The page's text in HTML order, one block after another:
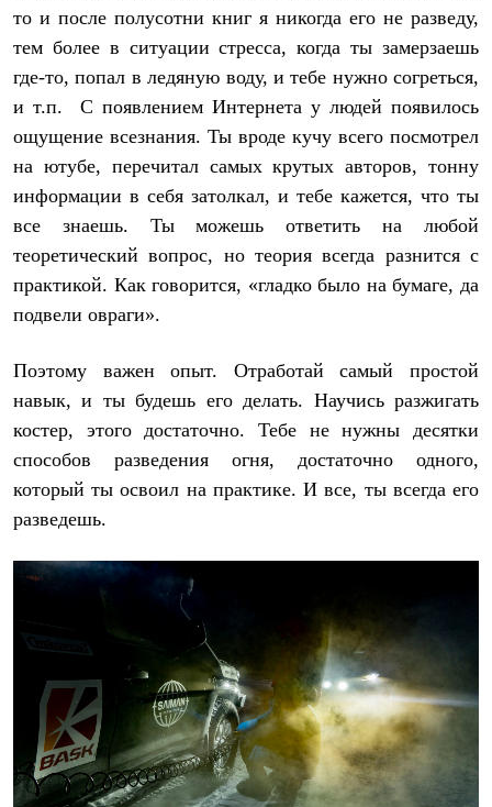
то и после полусотни книг я никогда его не разведу,
тем более в ситуации стресса, когда ты замерзаешь
где-то, попал в ледяную воду, и тебе нужно согреться,
и т.п. С появлением Интернета у людей появилось
ощущение всезнания. Ты вроде кучу всего посмотрел
на ютубе, перечитал самых крутых авторов, тонну
информации в себя затолкал, и тебе кажется, что ты
все знаешь. Ты можешь ответить на любой
теоретический вопрос, но теория всегда разнится с
практикой. Как говорится, «гладко было на бумаге, да
подвели овраги».
Поэтому важен опыт. Отработай самый простой
навык, и ты будешь его делать. Научись разжигать
костер, этого достаточно. Тебе не нужны десятки
способов разведения огня, достаточно одного,
который ты освоил на практике. И все, ты всегда его
разведешь.